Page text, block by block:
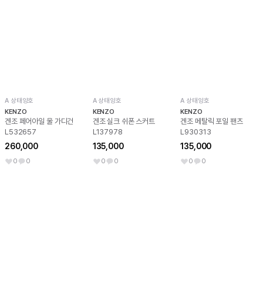
A 상태양호
KENZO
겐조 페어아일 울 가디건
L532657
260,000
0 0
A 상태양호
KENZO
겐조 실크 쉬폰 스커트
L137978
135,000
0 0
A 상태양호
KENZO
겐조 메탈릭 포일 팬츠
L930313
135,000
0 0